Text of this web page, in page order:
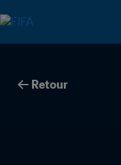
Retour